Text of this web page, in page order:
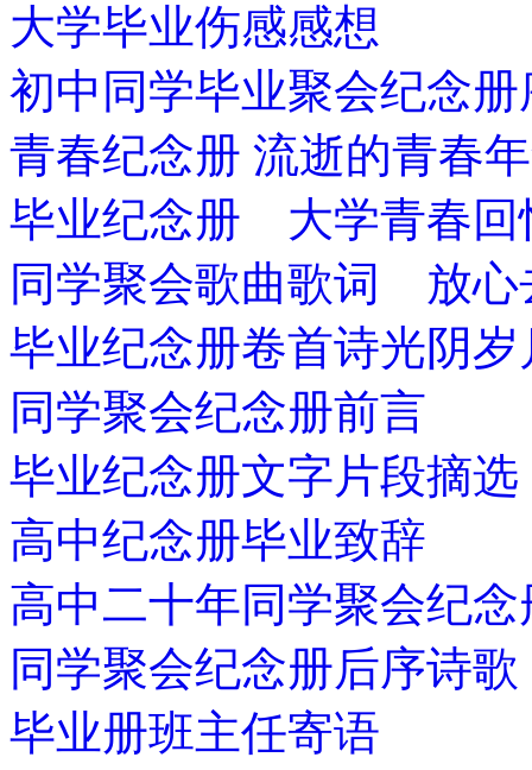
大学毕业伤感感想
初中同学毕业聚会纪念册
青春纪念册 流逝的青春
毕业纪念册 大学青春回
同学聚会歌曲歌词 放心
毕业纪念册卷首诗光阴岁
同学聚会纪念册前言
毕业纪念册文字片段摘选
高中纪念册毕业致辞
高中二十年同学聚会纪念
同学聚会纪念册后序诗歌
毕业册班主任寄语